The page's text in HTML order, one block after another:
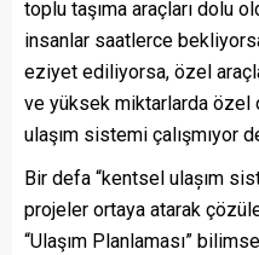
toplu taşıma araçları dolu
insanlar saatlerce
eziyet ediliyorsa, özel
ve yüksek miktarlarda özel
ulaşım sistemi çalışmıyor
Bir defa “kentsel ulașım
projeler ortaya atarak
“Ulaşım Planlaması”